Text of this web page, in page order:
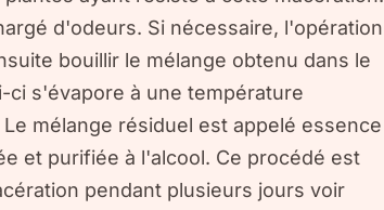
d'odeurs. Si nécessaire, l'opération
bouillir le mélange obtenu dans le
ci s'évapore à une température
mélange résiduel est appelé essence
et purifiée à l'alcool. Ce procédé est
pendant plusieurs jours voir